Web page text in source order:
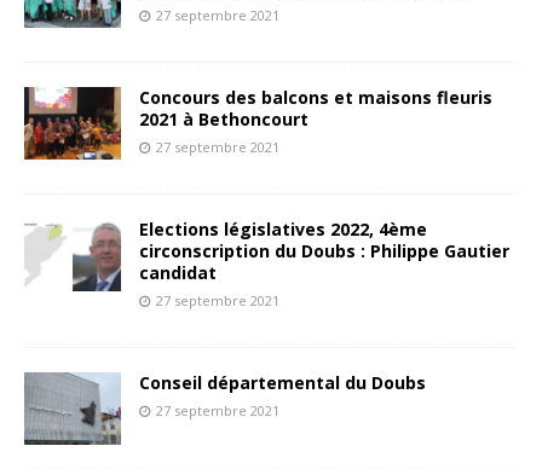
27 septembre 2021
Concours des balcons et maisons fleuris
2021 à Bethoncourt
27 septembre 2021
Elections législatives 2022, 4ème
circonscription du Doubs : Philippe Gautier
candidat
27 septembre 2021
Conseil départemental du Doubs
27 septembre 2021